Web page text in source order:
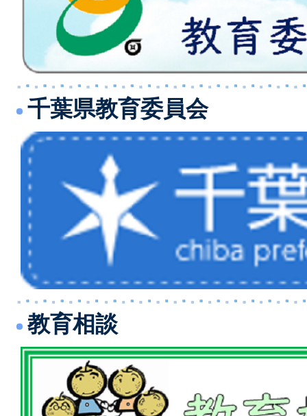
千葉県教育委員会
教育相談